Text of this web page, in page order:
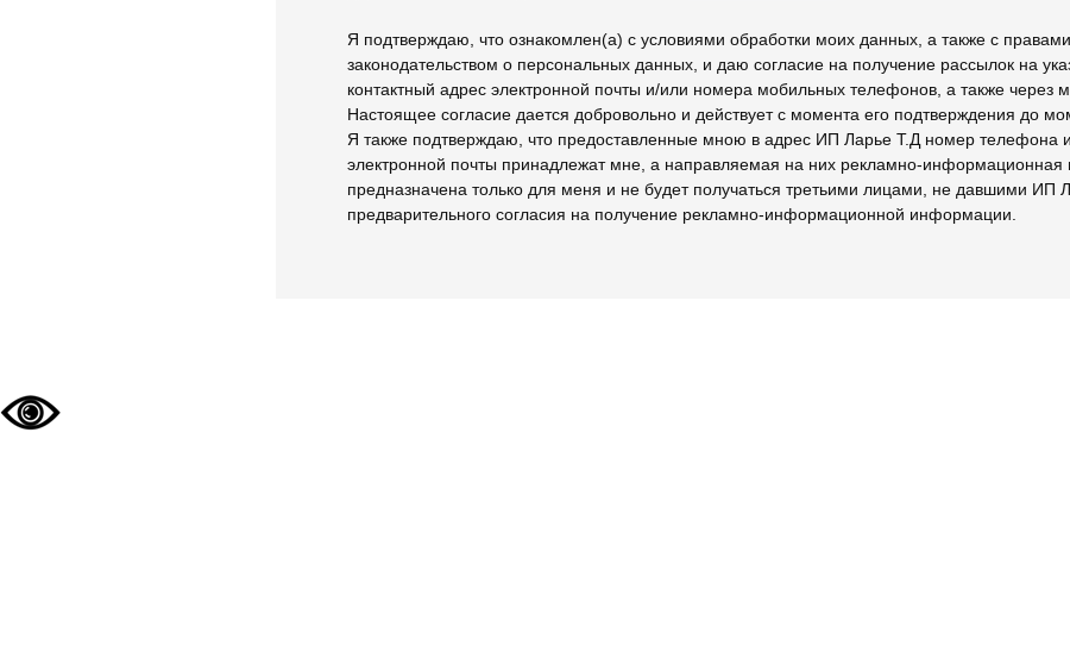
Я подтверждаю, что ознакомлен(а) с условиями обработки моих данных, а также с
законодательством о персональных данных, и даю согласие на получение рассылок на
контактный адрес электронной почты и/или номера мобильных телефонов, а также через
Настоящее согласие дается добровольно и действует с момента его подтверждения до
Я также подтверждаю, что предоставленные мною в адрес ИП Ларье Т.Д номер телефона
электронной почты принадлежат мне, а направляемая на них рекламно-
предназначена только для меня и не будет получаться третьими лицами, не давшими ИП
предварительного согласия на получение рекламно-информационной информации.